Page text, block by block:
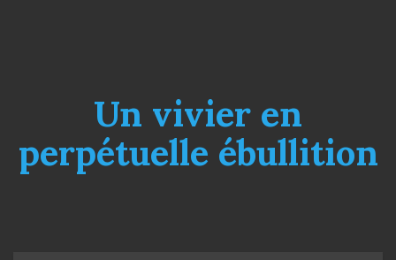
Un vivier en
perpétuelle ébullition